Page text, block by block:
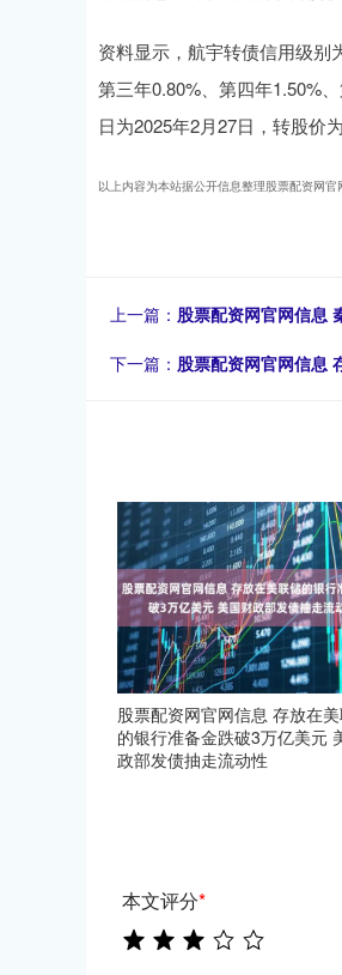
资料显示，航宇转债信用级别
第三年0.80%、第四年1.50%
日为2025年2月27日，转股价为
以上内容为本站据公开信息整理股票配资网
上一篇： 股票配资网官网信息
下一篇： 股票配资网官网信息
股票配资网官网信息 存放在
的银行准备金跌破3万亿美元
政部发债抽走流动性
本文评分*